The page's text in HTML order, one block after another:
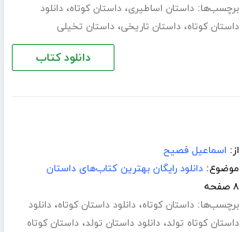
برچسب‌ها:داستان اساطیری،داستان کوتاه،دانلود
داستان کوتاه،داستان تاریخی،داستان تخیلی
دانلود کتاب
از: اسماعیل فصیح
موضوع:دانلود رایگان بهترین کتاب‌های داستان
۸ صفحه
برچسب‌ها:داستان کوتاه،دانلود داستان کوتاه،دانلود
داستان کوتاه تولد،دانلود داستان تولد،داستان کوتاه